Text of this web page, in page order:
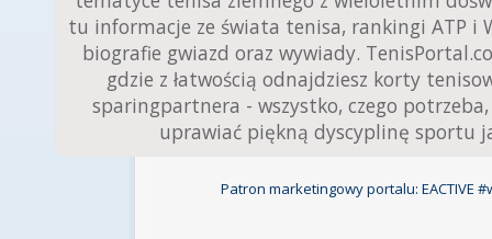
tu informacje ze świata tenisa, rankingi ATP i
biografie gwiazd oraz wywiady.
gdzie z łatwością odnajdziesz korty
sparingpartnera - wszystko, czego
uprawiać piękną dyscyplinę sportu
Patron marketingowy portalu: EACTIVE